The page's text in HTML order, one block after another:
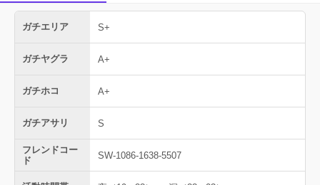
ガチエリア S+
ガチヤグラ A+
ガチホコ A+
ガチアサリ S
フレンドコー
ド
SW-1086-1638-5507